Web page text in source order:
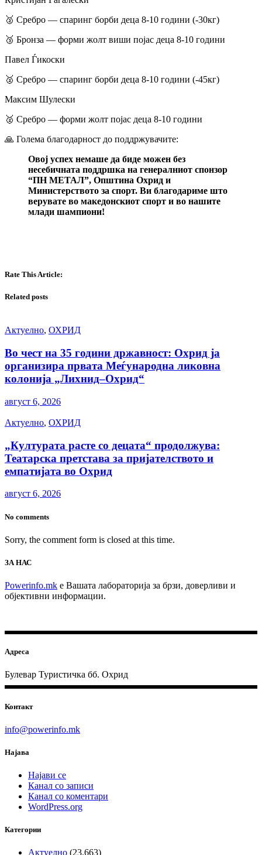
​🥈 Сребро — спаринг борби деца 8-10 години (-30кг)
​🥉 Бронза — форми жолт виши појас деца 8-10 години
​Павел Ѓикоски
​🥈 Сребро — спаринг борби деца 8-10 години (-45кг)
​Максим Шулески
​🥈 Сребро — форми жолт појас деца 8-10 години
​🙏 Голема благодарност до поддржувачите:
Овој успех немаше да биде можен без
несебичната поддршка на генералниот спонзор
“ПН МЕТАЛ”, Општина Охрид и
Министерството за спорт. Ви благодариме што
верувате во македонскиот спорт и во нашите
млади шампиони!
Rate This Article:
Related posts
Актуелно, ОХРИД
Во чест на 35 години државност: Охрид ја
организира првата Меѓународна ликовна
колонија „Лихнид–Охрид“
август 6, 2026
Актуелно, ОХРИД
„Културата расте со децата“ продолжува:
Театарска претстава за пријателството и
емпатијата во Охрид
август 6, 2026
No comments
Sorry, the comment form is closed at this time.
ЗА НАС
Powerinfo.mk e Вашата лабораторија за брзи, доверливи и
објективни информации.
Адреса
Булевар Туристичка бб. Охрид
Контакт
info@powerinfo.mk
Најава
Најави се
Канал со записи
Канал со коментари
WordPress.org
Категории
Актуелно (23.663)